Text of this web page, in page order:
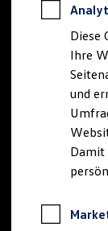
Diese
Ihre
und
Damit